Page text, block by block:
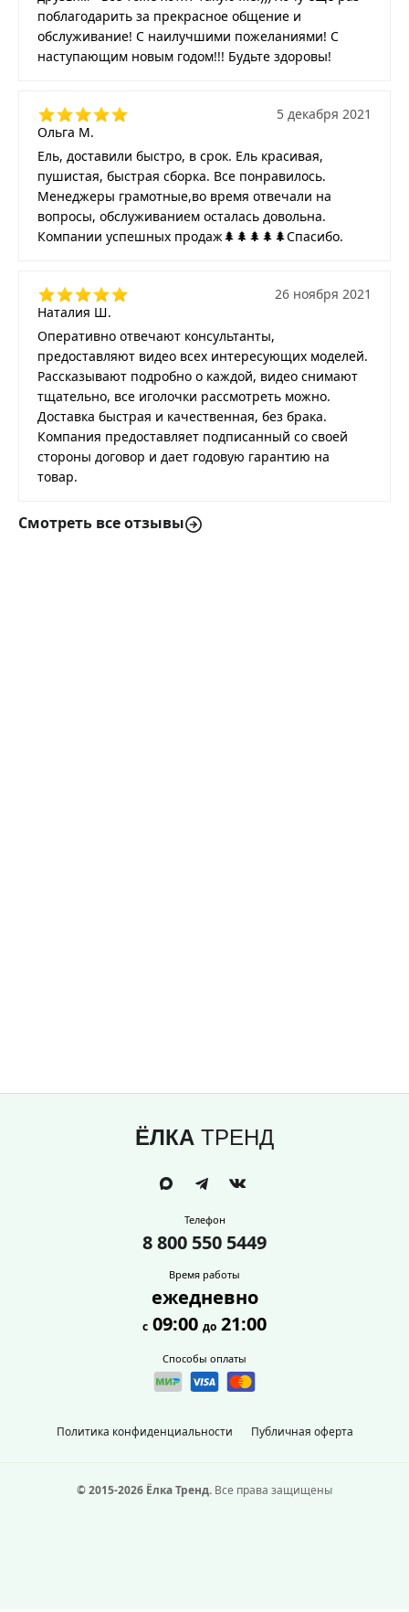
поблагодарить за прекрасное общение и
обслуживание! С наилучшими пожеланиями! С
наступающим новым годом!!! Будьте здоровы!
Ольга М.
5 декабря 2021
Ель, доставили быстро, в срок. Ель красивая,
пушистая, быстрая сборка. Все понравилось.
Менеджеры грамотные,во время отвечали на
вопросы, обслуживанием осталась довольна.
Компании успешных продаж🌲🌲🌲🌲🌲Спасибо.
Наталия Ш.
26 ноября 2021
Оперативно отвечают консультанты,
предоставляют видео всех интересующих моделей.
Рассказывают подробно о каждой, видео снимают
тщательно, все иголочки рассмотреть можно.
Доставка быстрая и качественная, без брака.
Компания предоставляет подписанный со своей
стороны договор и дает годовую гарантию на
товар.
Смотреть все отзывы
ЁЛКА ТРЕНД
Политика конфиденциальности Публичная оферта
Телефон
8 800 550 5449
Время работы
ежедневно
с 09:00 до 21:00
Способы оплаты
© 2015-2026 Ёлка Тренд. Все права защищены